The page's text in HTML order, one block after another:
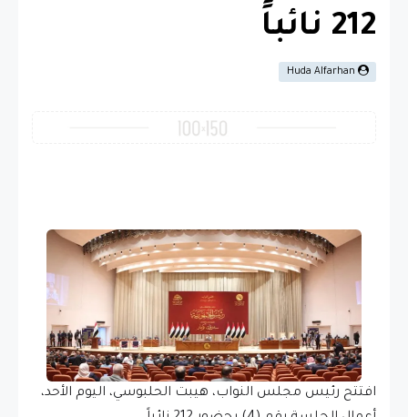
212 نائباً
Huda Alfarhan
افتتح رئيس مجلس النواب، هيبت الحلبوسي، اليوم الأحد،